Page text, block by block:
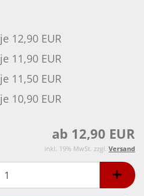
je 12,90 EUR
je 11,90 EUR
je 11,50 EUR
je 10,90 EUR
ab 12,90 EUR
inkl. 19% MwSt. zzgl. Versand